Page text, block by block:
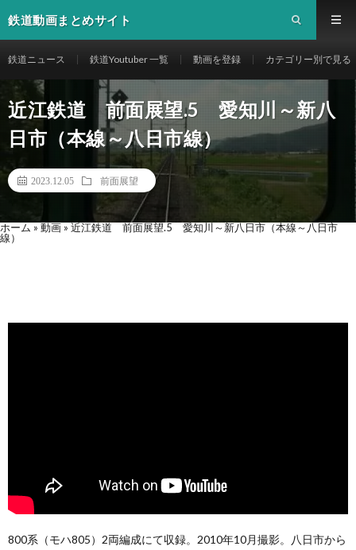
鉄道動画まとめサイト
鉄道ニュース 鉄道Youtuber 一覧 動画を登録 カテゴリー別で見る
近江鉄道 前面展望.5 愛知川～新八
日市（本線～八日市線）
2023.12.05 前面展望
ホーム » 動画 » 近江鉄道 前面展望.5 愛知川～新八日市（本線～八日市
線）
800系（モハ805）2両編成にて収録。2010年10月撮影。八日市から